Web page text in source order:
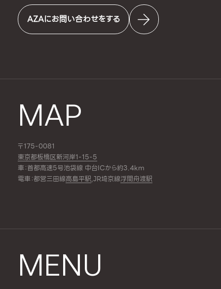
AZAにお問い合わせをする
MAP
〒175-0081
東京都板橋区新河岸1-15-5
車：首都高速5号池袋線 中台ICから約3.4km
電車：都営三田線高島平駅,JR埼京線浮間舟渡駅
MENU